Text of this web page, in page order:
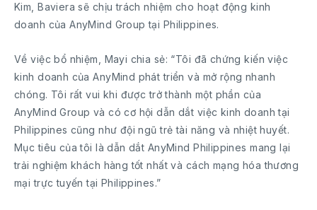
Kim, Baviera sẽ chịu trách nhiệm cho hoạt động kinh
doanh của AnyMind Group tại Philippines.
Về việc bổ nhiệm, Mayi chia sẻ: “Tôi đã chứng kiến việc
kinh doanh của AnyMind phát triển và mở rộng nhanh
chóng. Tôi rất vui khi được trở thành một phần của
AnyMind Group và có cơ hội dẫn dắt việc kinh doanh tại
Philippines cũng như đội ngũ trẻ tài năng và nhiệt huyết.
Mục tiêu của tôi là dẫn dắt AnyMind Philippines mang lại
trải nghiệm khách hàng tốt nhất và cách mạng hóa thương
mại trực tuyến tại Philippines.”